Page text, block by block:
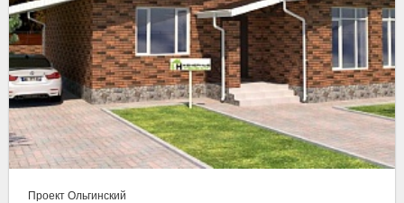
Проект Ольгинский